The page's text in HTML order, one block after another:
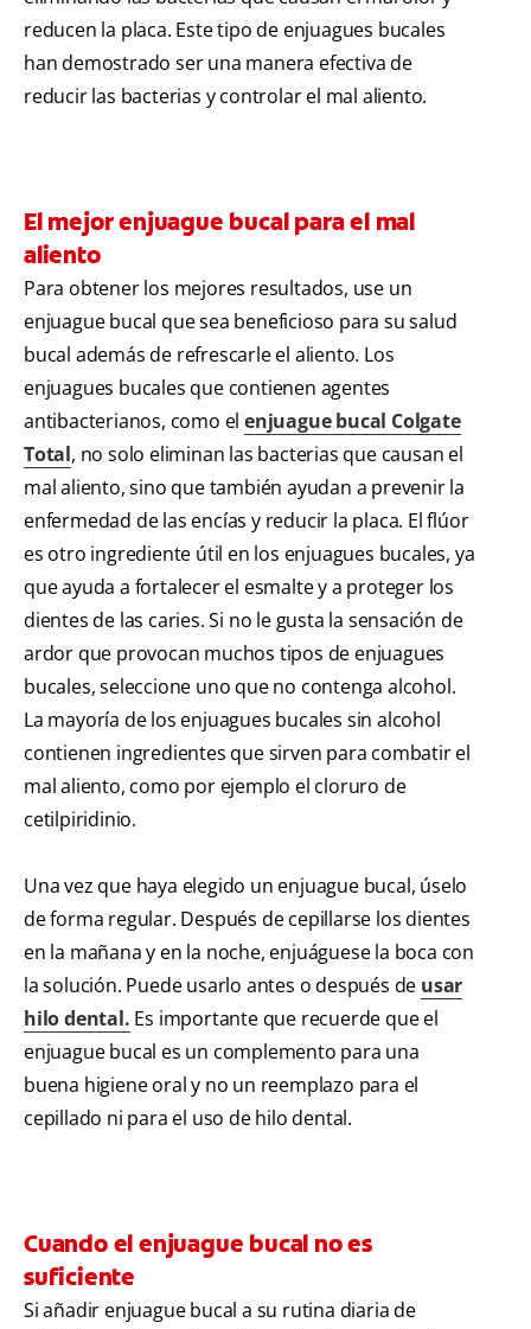
reducen la placa. Este tipo de enjuagues bucales
han demostrado ser una manera efectiva de
reducir las bacterias y controlar el mal aliento.
El mejor enjuague bucal para el mal
aliento
Para obtener los mejores resultados, use un
enjuague bucal que sea beneficioso para su salud
bucal además de refrescarle el aliento. Los
enjuagues bucales que contienen agentes
antibacterianos, como elenjuague bucal Colgate
Total, no solo eliminan las bacterias que causan el
mal aliento, sino que también ayudan a prevenir la
enfermedad de las encías y reducir la placa. El flúor
es otro ingrediente útil en los enjuagues bucales, ya
que ayuda a fortalecer el esmalte y a proteger los
dientes de las caries. Si no le gusta la sensación de
ardor que provocan muchos tipos de enjuagues
bucales, seleccione uno que no contenga alcohol.
La mayoría de los enjuagues bucales sin alcohol
contienen ingredientes que sirven para combatir el
mal aliento, como por ejemplo el cloruro de
cetilpiridinio.
Una vez que haya elegido un enjuague bucal, úselo
de forma regular. Después de cepillarse los dientes
en la mañana y en la noche, enjuáguese la boca con
la solución. Puede usarlo antes o después de usar
hilo dental. Es importante que recuerde que el
enjuague bucal es un complemento para una
buena higiene oral y no un reemplazo para el
cepillado ni para el uso de hilo dental.
Cuando el enjuague bucal no es
suficiente
Si añadir enjuague bucal a su rutina diaria de